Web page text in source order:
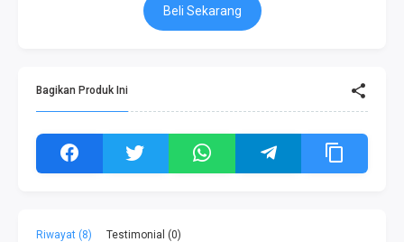
Beli Sekarang
Bagikan Produk Ini
Riwayat (8) Testimonial (0)